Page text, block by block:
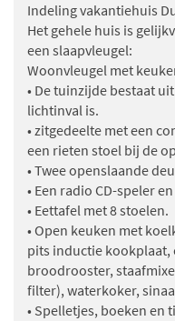
Indeling vakantiehuis
Het gehele huis is
een slaapvleugel:
Woonvleugel met
• De tuinzijde bestaat
lichtinval is.
• zitgedeelte met een
een rieten stoel bij de
• Twee openslaande
• Een radio CD-speler
• Eettafel met 8 stoelen.
• Open keuken met
pits inductie kookplaat,
broodrooster,
filter), waterkoker,
• Spelletjes, boeken en